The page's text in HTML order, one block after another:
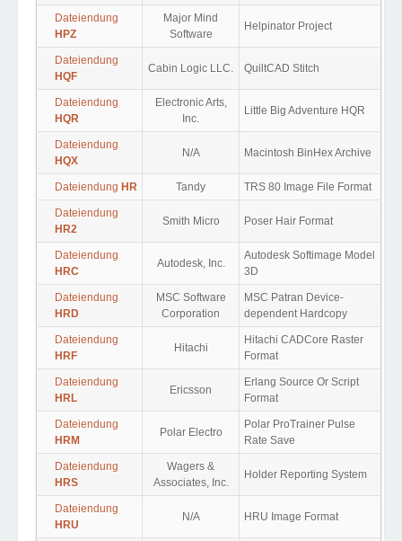
Dateiendung
HPZ
Major Mind
Software
Helpinator Project
Dateiendung
HQF
Cabin Logic LLC. QuiltCAD Stitch
Dateiendung
HQR
Electronic Arts,
Inc.
Little Big Adventure HQR
Dateiendung
HQX
N/A Macintosh BinHex Archive
Dateiendung HR Tandy TRS 80 Image File Format
Dateiendung
HR2
Smith Micro Poser Hair Format
Dateiendung
HRC
Autodesk, Inc.
Autodesk Softimage Model
3D
Dateiendung
HRD
MSC Software
Corporation
MSC Patran Device-
dependent Hardcopy
Dateiendung
HRF
Hitachi
Hitachi CADCore Raster
Format
Dateiendung
HRL
Ericsson
Erlang Source Or Script
Format
Dateiendung
HRM
Polar Electro
Polar ProTrainer Pulse
Rate Save
Dateiendung
HRS
Wagers &
Associates, Inc.
Holder Reporting System
Dateiendung
HRU
N/A HRU Image Format